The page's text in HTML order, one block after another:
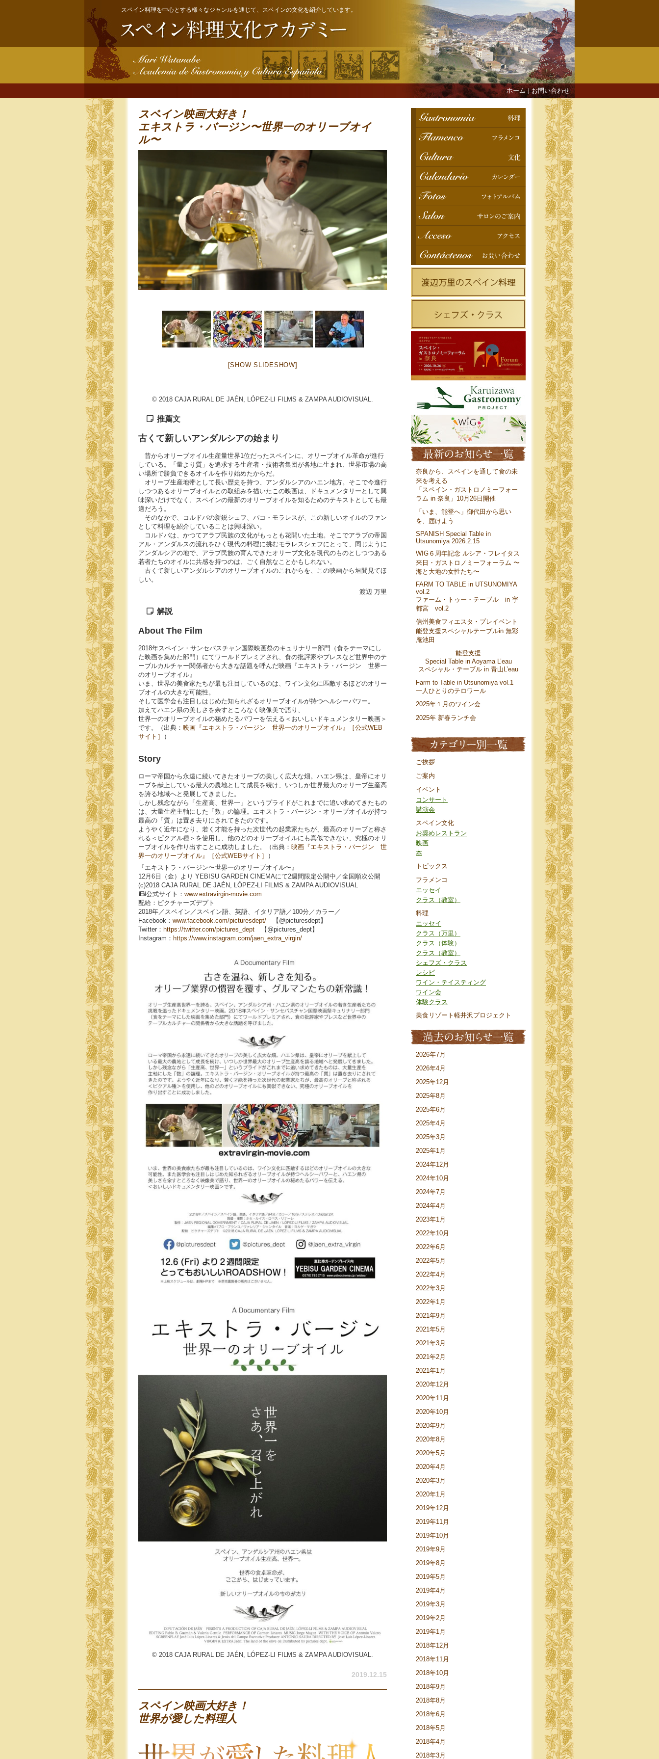
スペイン料理を中心とする様々なジャンルを通じて、スペインの文化を紹介しています。
ホーム｜お問い合わせ
スペイン映画大好き！
エキストラ・バージン〜世界一のオリーブオイ
ル〜
[SHOW SLIDESHOW]
© 2018 CAJA RURAL DE JAÉN, LÓPEZ-LI FILMS & ZAMPA AUDIOVISUAL.
推薦文
古くて新しいアンダルシアの始まり
昔からオリーブオイル生産量世界1位だったスペインに、オリーブオイル革命が進行
している。「量より質」を追求する生産者・技術者集団が各地に生まれ、世界市場の高
い場所で勝負できるオイルを作り始めたからだ。
オリーブ生産地帯として長い歴史を持つ、アンダルシアのハエン地方。そこで今進行
しつつあるオリーブオイルとの取組みを描いたこの映画は、ドキュメンタリーとして興
味深いだけでなく、スペインの最新のオリーブオイルを知るためのテキストとしても最
適だろう。
そのなかで、コルドバの新鋭シェフ、パコ・モラレスが、この新しいオイルのファン
として料理を紹介していることは興味深い。
コルドバは、かつてアラブ民族の文化がもっとも花開いた土地。そこでアラブの帝国
アル・アンダルスの流れをひく現代の料理に挑むモラレスシェフにとって、同じように
アンダルシアの地で、アラブ民族の育んできたオリーブ文化を現代のものとしつつある
若者たちのオイルに共感を持つのは、ごく自然なことかもしれない。
古くて新しいアンダルシアのオリーブオイルのこれからを、この映画から垣間見てほ
しい。
渡辺 万里
解説
About The Film
2018年スペイン・サンセバスチャン国際映画祭のキュリナリー部門（食をテーマにし
た映画を集めた部門）にてワールドプレミアされ、食の批評家やプレスなど世界中のテ
ーブルカルチャー関係者から大きな話題を呼んだ映画『エキストラ・バージン 世界一
のオリーブオイル』
いま、世界の美食家たちが最も注目しているのは、ワイン文化に匹敵するほどのオリー
ブオイルの大きな可能性。
そして医学会も注目しはじめた知られざるオリーブオイルが持つヘルシーパワー。
加えてハエン県の美しさを余すところなく映像美で語り、
世界一のオリーブオイルの秘めたるパワーを伝える＜おいしいドキュメンタリー映画＞
です。（出典： 映画『エキストラ・バージン 世界一のオリーブオイル』［公式WEB
サイト］
）
Story
ローマ帝国から永遠に続いてきたオリーブの美しく広大な畑。ハエン県は、皇帝にオリ
ーブを献上している最大の農地として成長を続け、いつしか世界最大のオリーブ生産高
を誇る地域へと発展してきました。
しかし残念ながら「生産高、世界一」というプライドがこれまでに追い求めてきたもの
は、大量生産主軸にした「数」の論理。エキストラ・バージン・オリーブオイルが持つ
最高の「質」は置き去りにされてきたのです。
ようやく近年になり、若く才能を持った次世代の起業家たちが、最高のオリーブと称さ
れる＜ピクアル種＞を使用し、他のどのオリーブオイルにも真似できない、究極のオリ
ーブオイルを作り出すことに成功しました。（出典： 映画『エキストラ・バージン 世
界一のオリーブオイル』［公式WEBサイト］
）
『エキストラ・バージン〜世界一のオリーブオイル〜』
12月6日（金）より YEBISU GARDEN CINEMAにて2週間限定公開中／全国順次公開
(c)2018 CAJA RURAL DE JAÉN, LÓPEZ-LI FILMS & ZAMPA AUDIOVISUAL
公式サイト：www.extravirgin-movie.com
配給：ピクチャーズデプト
2018年／スペイン／スペイン語、英語、イタリア語／100分／カラー／
Facebook： www.facebook.com/picturesdept/ 【@picturesdept】
Twitter： https://twitter.com/pictures_dept 【@pictures_dept】
Instagram： https://www.instagram.com/jaen_extra_virgin/
© 2018 CAJA RURAL DE JAÉN, LÓPEZ-LI FILMS & ZAMPA AUDIOVISUAL.
2019.12.15
スペイン映画大好き！
世界が愛した料理人
奈良から、スペインを通して食の未
来を考える
「スペイン・ガストロノミーフォー
ラム in 奈良」10月26日開催
「いま、能登へ」御代田から思い
を、届けよう
SPANISH Special Table in
Utsunomiya 2026.2.15
WIG６周年記念 ルシア・フレイタス
来日・ガストロノミーフォーラム 〜
海と大地の女性たち〜
FARM TO TABLE in UTSUNOMIYA
vol.2
ファーム・トゥー・テーブル in 宇
都宮 vol.2
信州美食フィエスタ・プレイベント
能登支援スペシャルテーブルin 無彩
庵池田
能登支援
Special Table in Aoyama L’eau
スペシャル・テーブル in 青山L’eau
Farm to Table in Utsunomiya vol.1
一人ひとりのテロワール
2025年１月のワイン会
2025年 新春ランチ会
ご挨拶
ご案内
イベント
コンサート
講演会
スペイン文化
お奨めレストラン
映画
本
トピックス
フラメンコ
エッセイ
クラス（教室）
料理
エッセイ
クラス（万里）
クラス（体験）
クラス（教室）
シェフズ・クラス
レシピ
ワイン・テイスティング
ワイン会
体験クラス
美食リゾート軽井沢プロジェクト
2026年7月
2026年4月
2025年12月
2025年8月
2025年6月
2025年4月
2025年3月
2025年1月
2024年12月
2024年10月
2024年7月
2024年4月
2023年1月
2022年10月
2022年6月
2022年5月
2022年4月
2022年3月
2022年1月
2021年9月
2021年5月
2021年3月
2021年2月
2021年1月
2020年12月
2020年11月
2020年10月
2020年9月
2020年8月
2020年5月
2020年4月
2020年3月
2020年1月
2019年12月
2019年11月
2019年10月
2019年9月
2019年8月
2019年5月
2019年4月
2019年3月
2019年2月
2019年1月
2018年12月
2018年11月
2018年10月
2018年9月
2018年8月
2018年6月
2018年5月
2018年4月
2018年3月